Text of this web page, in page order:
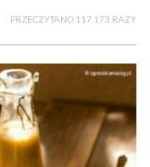
PRZECZYTANO 117 173 RAZY